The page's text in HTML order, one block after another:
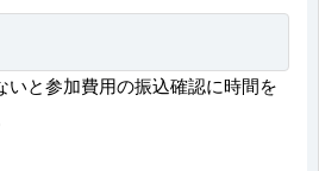
いと参加費用の振込確認に時間を